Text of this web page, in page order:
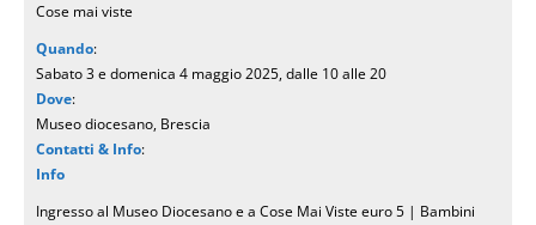
Cose mai viste
Quando:
Sabato 3 e domenica 4 maggio 2025, dalle 10 alle 20
Dove:
Museo diocesano, Brescia
Contatti & Info:
Info
Ingresso al Museo Diocesano e a Cose Mai Viste euro 5 | Bambini